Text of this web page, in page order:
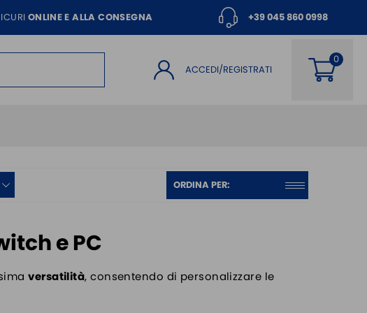
ONLINE E ALLA CONSEGNA +39 045 860 0998
ACCEDI/REGISTRATI
e PC
versatilità, consentendo di personalizzare le